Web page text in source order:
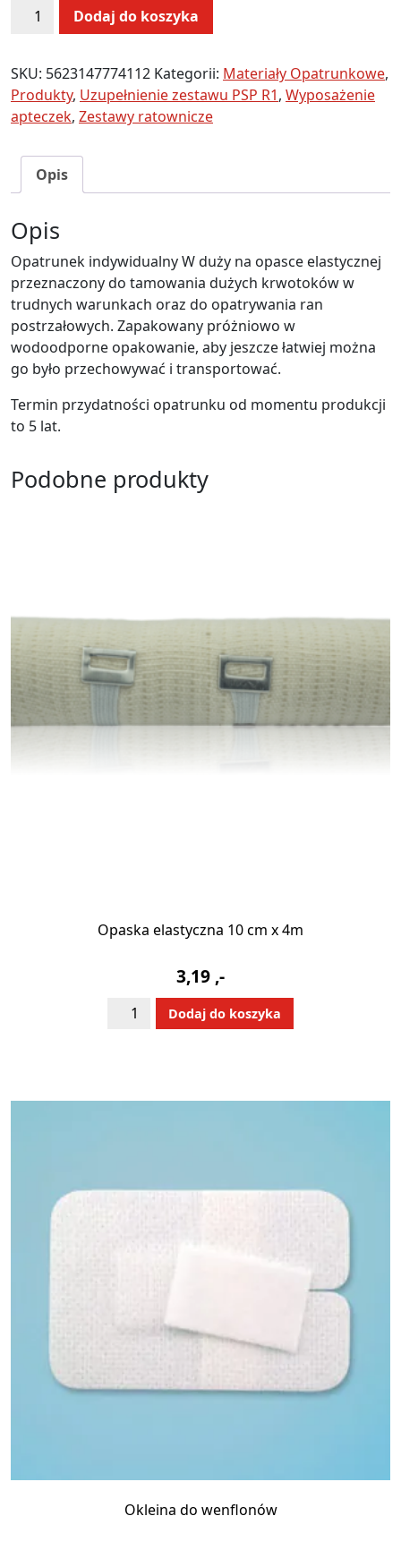
ilość
Opatrunek
wodoszczelny
"W"
jałowy
Dodaj do koszyka
Alternative:
SKU: 5623147774112 Kategorii: Materiały Opatrunkowe,
Produkty, Uzupełnienie zestawu PSP R1, Wyposażenie
apteczek, Zestawy ratownicze
Opis
Opis
Opatrunek indywidualny W duży na opasce elastycznej
przeznaczony do tamowania dużych krwotoków w
trudnych warunkach oraz do opatrywania ran
postrzałowych. Zapakowany próżniowo w
wodoodporne opakowanie, aby jeszcze łatwiej można
go było przechowywać i transportować.
Termin przydatności opatrunku od momentu produkcji
to 5 lat.
Podobne produkty
Opaska elastyczna 10 cm x 4m
3,19 ,-
ilość
Opaska
Dodaj do koszyka
Alternative:
Okleina do wenflonów